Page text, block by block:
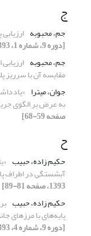
ج
جم، محبوبه
[دوره 9، شماره 1، 1393، صفحه 1-10]
جم، محبوبه
مقایسه آن با سرریز
جوان، میترا
به عرض بر الگوی جریان
صفحه 59-68]
ح
حکیم زاده، حبیب
آبشستگی در اطراف
1393، صفحه 81-89]
حکیم زاده، حبیب
پایه‌های با مرزهای
[دوره 9، شماره 4، 1393، صفحه 39-53]